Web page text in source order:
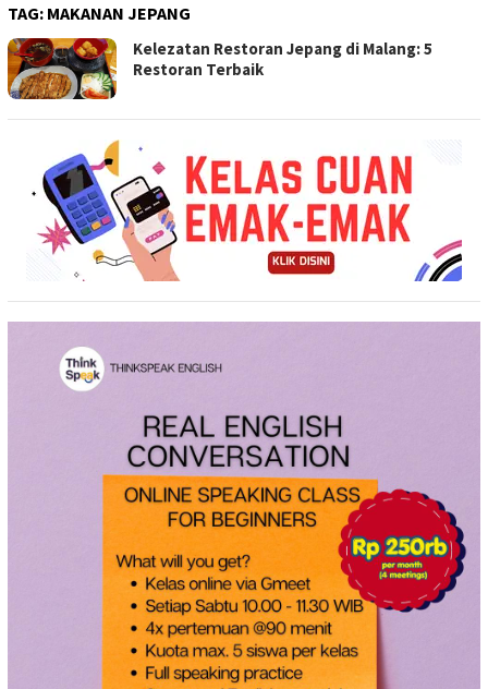
TAG: MAKANAN JEPANG
Kelezatan Restoran Jepang di Malang: 5
Restoran Terbaik